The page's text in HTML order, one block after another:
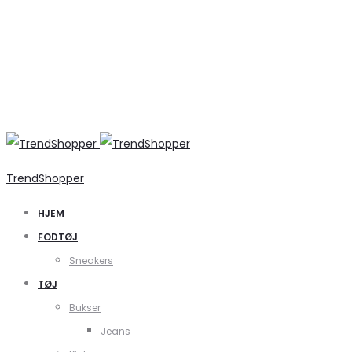
TrendShopper
HJEM
FODTØJ
Sneakers
TØJ
Bukser
Jeans